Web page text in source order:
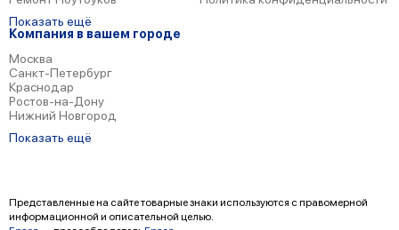
Показать ещё
Компания в вашем городе
Москва
Санкт-Петербург
Краснодар
Ростов-на-Дону
Нижний Новгород
Показать ещё
Представленные на сайте товарные знаки используются с правомерной
информационной и описательной целью.